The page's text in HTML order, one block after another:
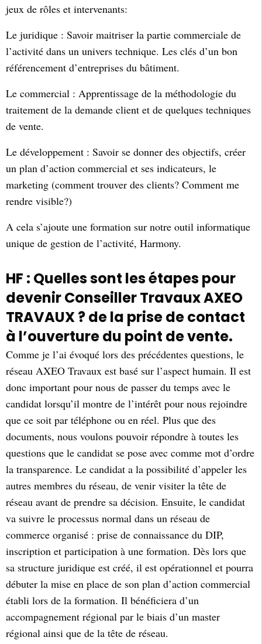
jeux de rôles et intervenants:
Le juridique : Savoir maitriser la partie commerciale de
l’activité dans un univers technique. Les clés d’un bon
référencement d’entreprises du bâtiment.
Le commercial : Apprentissage de la méthodologie du
traitement de la demande client et de quelques techniques
de vente.
Le développement : Savoir se donner des objectifs, créer
un plan d’action commercial et ses indicateurs, le
marketing (comment trouver des clients? Comment me
rendre visible?)
A cela s’ajoute une formation sur notre outil informatique
unique de gestion de l’activité, Harmony.
HF : Quelles sont les étapes pour
devenir Conseiller Travaux AXEO
TRAVAUX ? de la prise de contact
à l’ouverture du point de vente.
Comme je l’ai évoqué lors des précédentes questions, le
réseau AXEO Travaux est basé sur l’aspect humain. Il est
donc important pour nous de passer du temps avec le
candidat lorsqu’il montre de l’intérêt pour nous rejoindre
que ce soit par téléphone ou en réel. Plus que des
documents, nous voulons pouvoir répondre à toutes les
questions que le candidat se pose avec comme mot d’ordre
la transparence. Le candidat a la possibilité d’appeler les
autres membres du réseau, de venir visiter la tête de
réseau avant de prendre sa décision. Ensuite, le candidat
va suivre le processus normal dans un réseau de
commerce organisé : prise de connaissance du DIP,
inscription et participation à une formation. Dès lors que
sa structure juridique est créé, il est opérationnel et pourra
débuter la mise en place de son plan d’action commercial
établi lors de la formation. Il bénéficiera d’un
accompagnement régional par le biais d’un master
régional ainsi que de la tête de réseau.